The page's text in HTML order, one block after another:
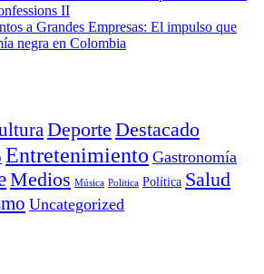
II
a Grandes Empresas: El impulso que
negra en Colombia
Deporte Destacado
Entretenimiento Gastronomía
Medios Música Politica Política Salud
Uncategorized